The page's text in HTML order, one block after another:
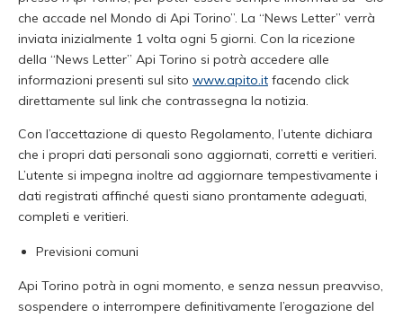
che accade nel Mondo di Api Torino”. La “News Letter” verrà
inviata inizialmente 1 volta ogni 5 giorni. Con la ricezione
della “News Letter” Api Torino si potrà accedere alle
informazioni presenti sul sito www.apito.it facendo click
direttamente sul link che contrassegna la notizia.
Con l’accettazione di questo Regolamento, l’utente dichiara
che i propri dati personali sono aggiornati, corretti e veritieri.
L’utente si impegna inoltre ad aggiornare tempestivamente i
dati registrati affinché questi siano prontamente adeguati,
completi e veritieri.
Previsioni comuni
Api Torino potrà in ogni momento, e senza nessun preavviso,
sospendere o interrompere definitivamente l’erogazione del